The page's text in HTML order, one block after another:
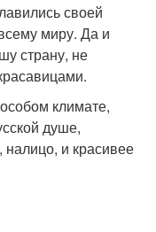
своей
миру. Да и
страну, не
климате,
душе,
налицо, и красивее